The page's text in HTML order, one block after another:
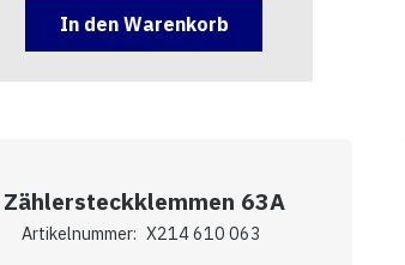
UP
AZK
In den Warenkorb
Zählersteckklemmen 63A
Artikelnummer: X214 610 063